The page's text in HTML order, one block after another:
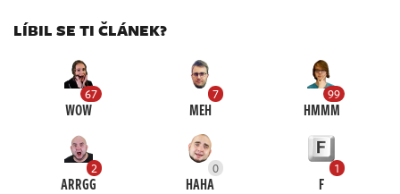
LÍBIL SE TI ČLÁNEK?
67
WOW
7
MEH
99
HMMM
2
ARRGG
0
HAHA
1
F